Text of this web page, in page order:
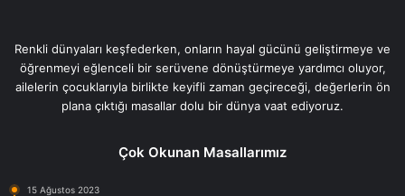
Renkli dünyaları keşfederken, onların hayal gücünü geliştirmeye ve
öğrenmeyi eğlenceli bir serüvene dönüştürmeye yardımcı oluyor,
ailelerin çocuklarıyla birlikte keyifli zaman geçireceği, değerlerin ön
plana çıktığı masallar dolu bir dünya vaat ediyoruz.
Çok Okunan Masallarımız
15 Ağustos 2023